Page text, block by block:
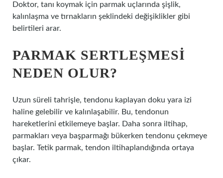
Doktor, tanı koymak için parmak uçlarında şişlik,
kalınlaşma ve tırnakların şeklindeki değişiklikler gibi
belirtileri arar.
PARMAK SERTLEŞMESI
NEDEN OLUR?
Uzun süreli tahrişle, tendonu kaplayan doku yara izi
haline gelebilir ve kalınlaşabilir. Bu, tendonun
hareketlerini etkilemeye başlar. Daha sonra iltihap,
parmakları veya başparmağı bükerken tendonu çekmeye
başlar. Tetik parmak, tendon iltihaplandığında ortaya
çıkar.